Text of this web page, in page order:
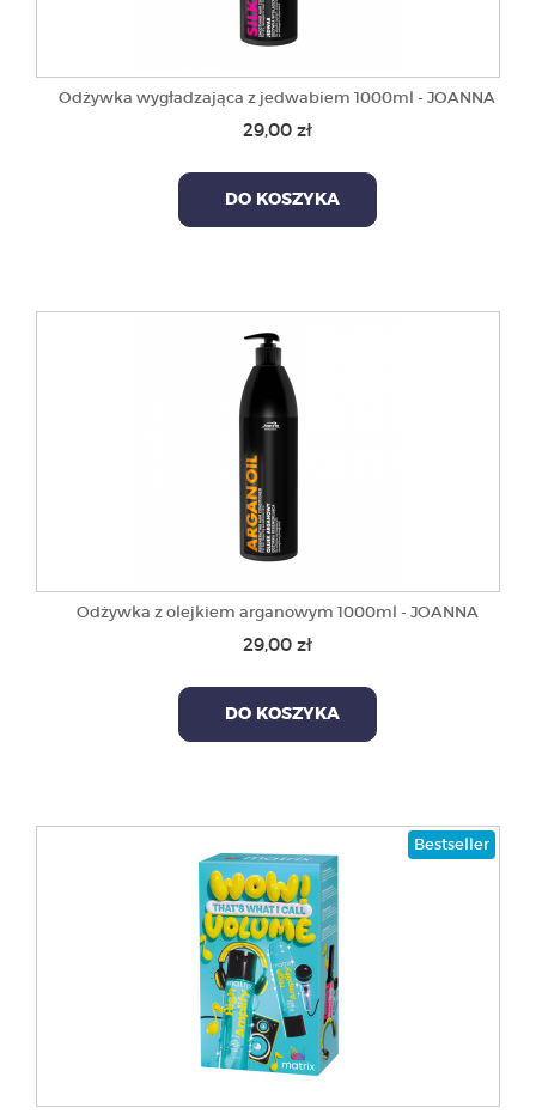
Odżywka wygładzająca z jedwabiem 1000ml - JOANNA
29,00 zł
DO KOSZYKA
Odżywka z olejkiem arganowym 1000ml - JOANNA
29,00 zł
DO KOSZYKA
Bestseller